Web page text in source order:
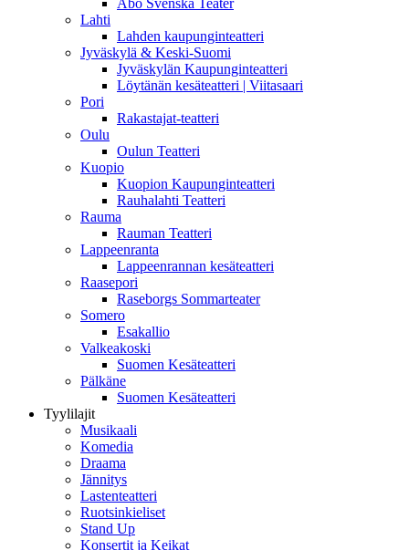
Åbo Svenska Teater
Lahti
Lahden kaupunginteatteri
Jyväskylä & Keski-Suomi
Jyväskylän Kaupunginteatteri
Löytänän kesäteatteri | Viitasaari
Pori
Rakastajat-teatteri
Oulu
Oulun Teatteri
Kuopio
Kuopion Kaupunginteatteri
Rauhalahti Teatteri
Rauma
Rauman Teatteri
Lappeenranta
Lappeenrannan kesäteatteri
Raasepori
Raseborgs Sommarteater
Somero
Esakallio
Valkeakoski
Suomen Kesäteatteri
Pälkäne
Suomen Kesäteatteri
Tyylilajit
Musikaali
Komedia
Draama
Jännitys
Lastenteatteri
Ruotsinkieliset
Stand Up
Konsertit ja Keikat